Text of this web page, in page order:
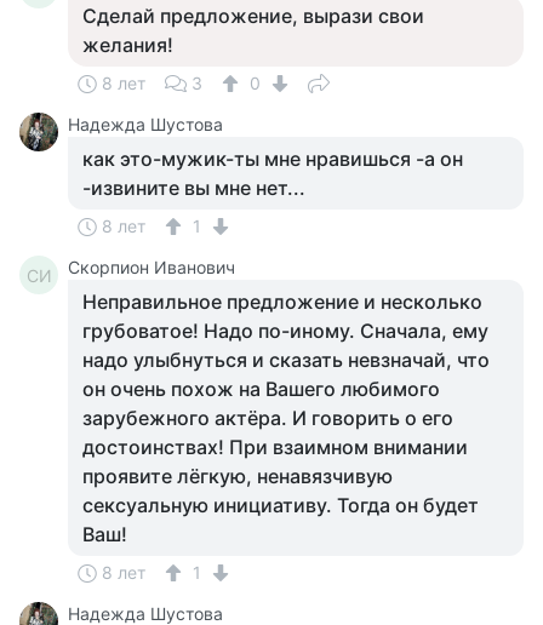
Сделай предложение, вырази свои
желания!
8 лет 3
0
Надежда Шустова
как это-мужик-ты мне нравишься -а он
-извините вы мне нет...
8 лет 1
СИ Скорпион Иванович
Неправильное предложение и несколько
грубоватое! Надо по-иному. Сначала, ему
надо улыбнуться и сказать невзначай, что
он очень похож на Вашего любимого
зарубежного актёра. И говорить о его
достоинствах! При взаимном внимании
проявите лёгкую, ненавязчивую
сексуальную инициативу. Тогда он будет
Ваш!
8 лет
1
Надежда Шустова